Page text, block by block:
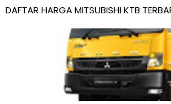
DAFTAR HARGA MITSUBISHI KTB